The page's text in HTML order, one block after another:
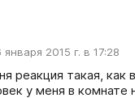
января 2015 г. в 17:28
реакция такая, как
у меня в комнате